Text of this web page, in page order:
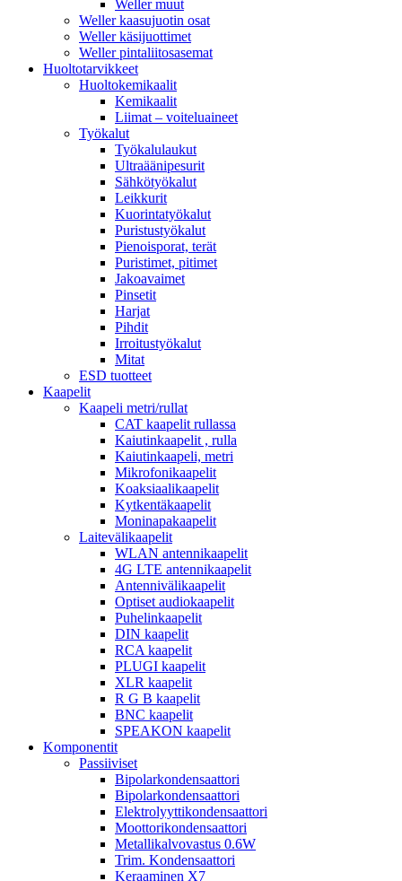
Weller muut
Weller kaasujuotin osat
Weller käsijuottimet
Weller pintaliitosasemat
Huoltotarvikkeet
Huoltokemikaalit
Kemikaalit
Liimat – voiteluaineet
Työkalut
Työkalulaukut
Ultraäänipesurit
Sähkötyökalut
Leikkurit
Kuorintatyökalut
Puristustyökalut
Pienoisporat, terät
Puristimet, pitimet
Jakoavaimet
Pinsetit
Harjat
Pihdit
Irroitustyökalut
Mitat
ESD tuotteet
Kaapelit
Kaapeli metri/rullat
CAT kaapelit rullassa
Kaiutinkaapelit , rulla
Kaiutinkaapeli, metri
Mikrofonikaapelit
Koaksiaalikaapelit
Kytkentäkaapelit
Moninapakaapelit
Laitevälikaapelit
WLAN antennikaapelit
4G LTE antennikaapelit
Antennivälikaapelit
Optiset audiokaapelit
Puhelinkaapelit
DIN kaapelit
RCA kaapelit
PLUGI kaapelit
XLR kaapelit
R G B kaapelit
BNC kaapelit
SPEAKON kaapelit
Komponentit
Passiiviset
Bipolarkondensaattori
Bipolarkondensaattori
Elektrolyyttikondensaattori
Moottorikondensaattori
Metallikalvovastus 0.6W
Trim. Kondensaattori
Keraaminen X7